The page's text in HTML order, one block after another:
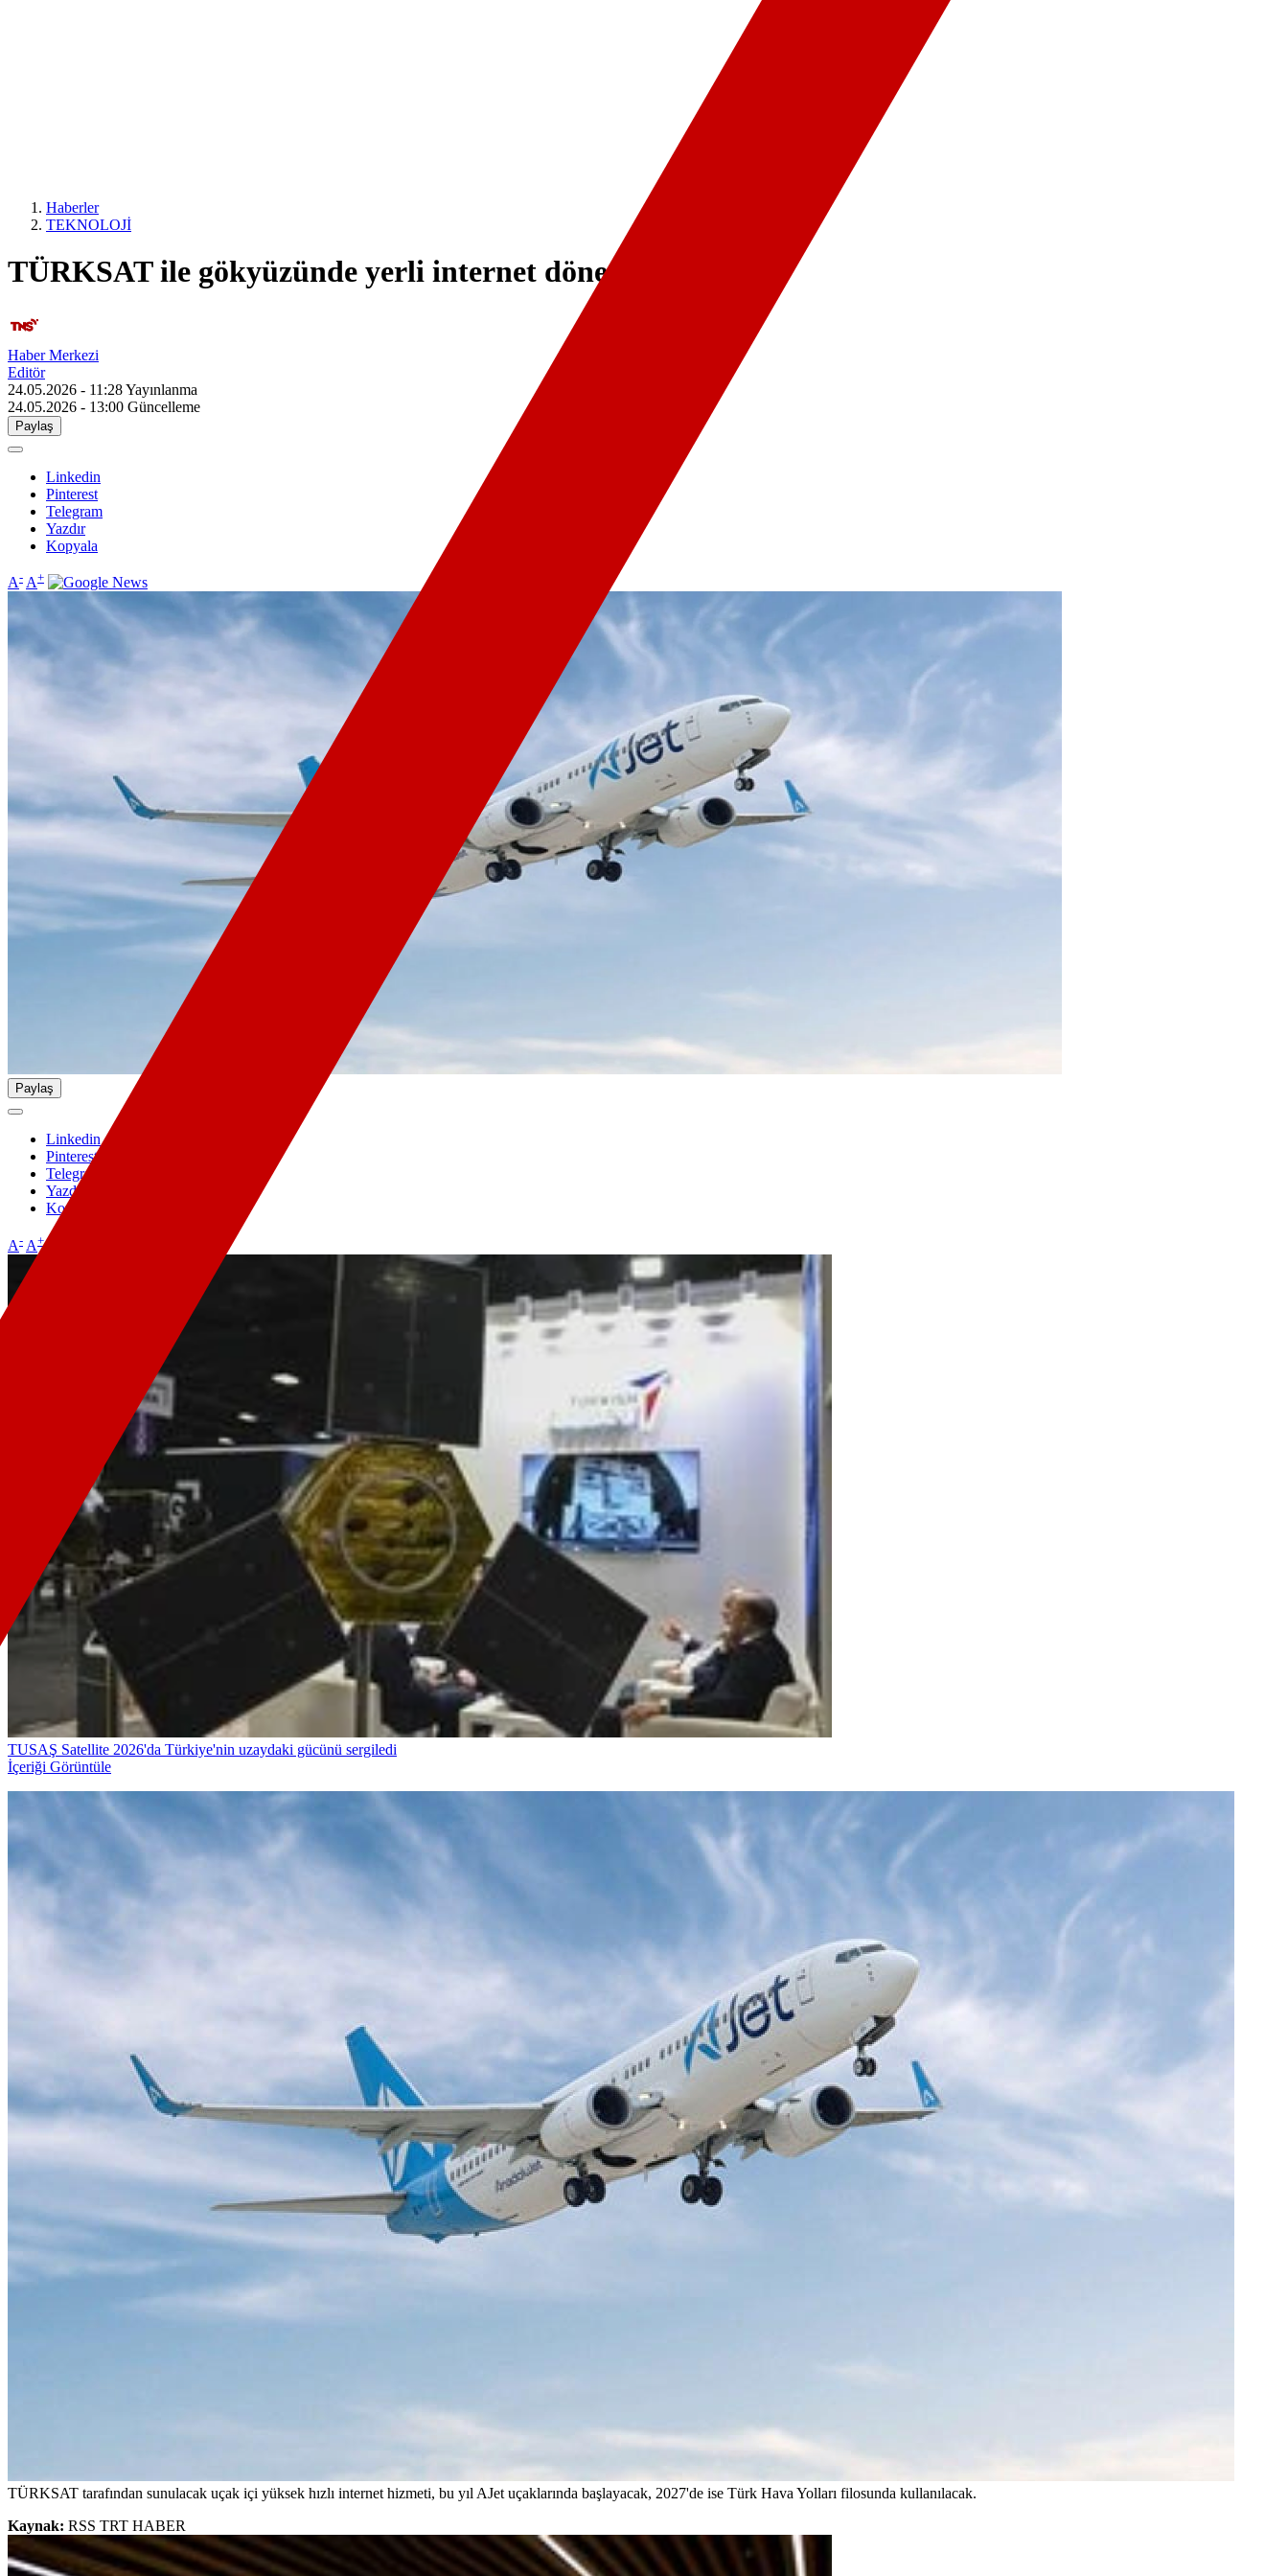
Haberler
TEKNOLOJİ
TÜRKSAT ile gökyüzünde yerli internet dönemi başlıyor
Haber Merkezi
Editör
24.05.2026 - 11:28Yayınlanma
24.05.2026 - 13:00 Güncelleme
Paylaş
Linkedin
Pinterest
Telegram
Yazdır
Kopyala
A- A+
Paylaş
Linkedin
Pinterest
Telegram
Yazdır
Kopyala
A- A+
TUSAŞ Satellite 2026'da Türkiye'nin uzaydaki gücünü sergiledi
İçeriği Görüntüle
TÜRKSAT tarafından sunulacak uçak içi yüksek hızlı internet hizmeti, bu yıl AJet uçaklarında başlayacak, 2027'de ise Türk Hava Yolları filosunda kullanılacak.
Kaynak: RSS TRT HABER